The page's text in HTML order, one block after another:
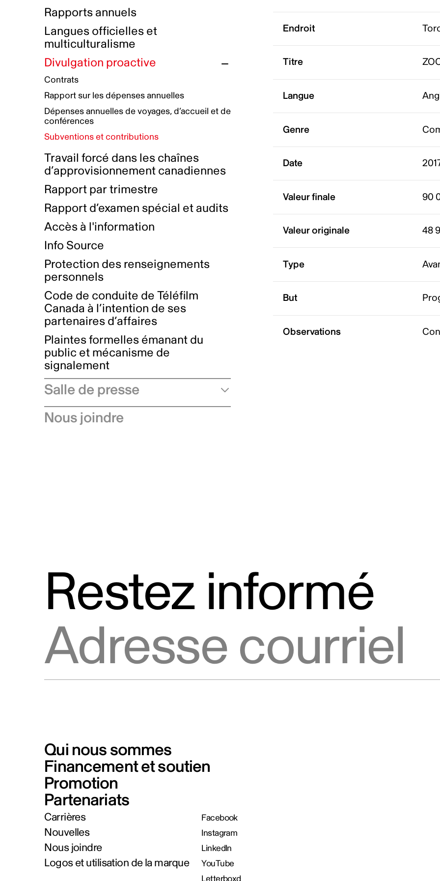
Initiatives autochtones
Plan de réconciliation autochtone
Groupe de travail autochtone
Principes directeurs sur le
harcèlement
Plan d’action pour la parité
Plan d'équité, de diversité,
d'inclusion et d'accessibilité
Boîte à outils pour le récit authentique
Collecte de données et l’auto-identification
Plan d'accessibilité
Rémunération et avantages
Prix et certifications
Nos valeurs d’entreprise
Rapports annuels
Langues officielles et
multiculturalisme
Divulgation proactive
Contrats
Rapport sur les dépenses annuelles
Dépenses annuelles de voyages, d’accueil et de
conférences
Subventions et contributions
Travail forcé dans les chaînes
d’approvisionnement canadiennes
Rapport par trimestre
Rapport d’examen spécial et audits
Accès à l'information
Info Source
Protection des renseignements
personnels
Code de conduite de Téléfilm
Canada à l’intention de ses
partenaires d’affaires
Plaintes formelles émanant du
public et mécanisme de
signalement
Salle de presse
Communiqués de presse
Nous joindre
Endroit
Titre
Langue
Genre
Date
Valeur finale 90
Valeur originale 48
Type
But
Observations
Restez informé
Qui nous sommes
Financement et soutien
Promotion
Partenariats
Carrières
Nouvelles
Nous joindre
Logos et utilisation de la marque
Facebook
Instagram
LinkedIn
YouTube
Letterboxd